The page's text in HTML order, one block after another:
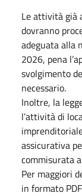
Le attività già
dovranno
adeguata alla
2026, pena
svolgimento
necessario.
Inoltre, la
l’attività di
assicurativa
commisurata
Per maggiori
in formato